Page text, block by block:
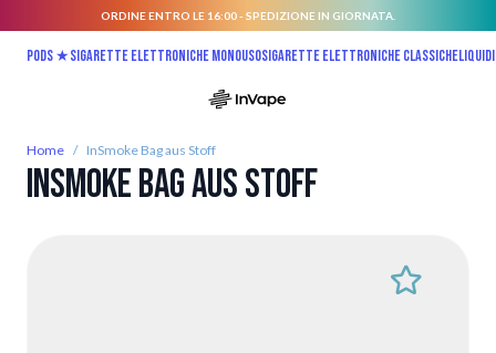
ORDINE ENTRO LE 16:00 - SPEDIZIONE IN GIORNATA.
Pods ★Sigarette elettroniche monousoSigarette elettroniche classiche
Home / InSmoke Bag aus Stoff
InSmoke Bag aus Stoff